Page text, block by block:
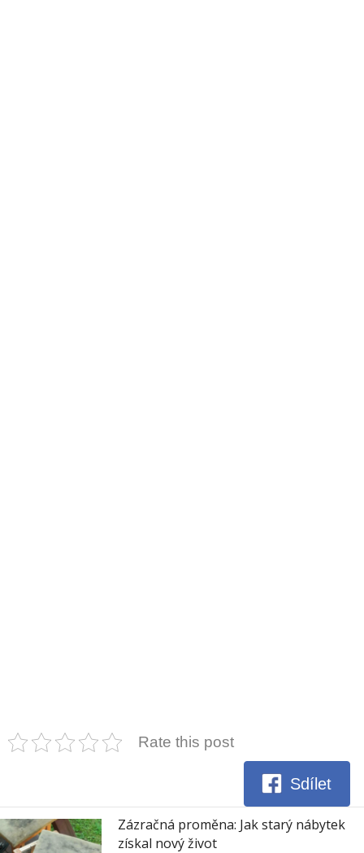
Rate this post
Sdílet
Zázračná proměna: Jak starý nábytek
získal nový život